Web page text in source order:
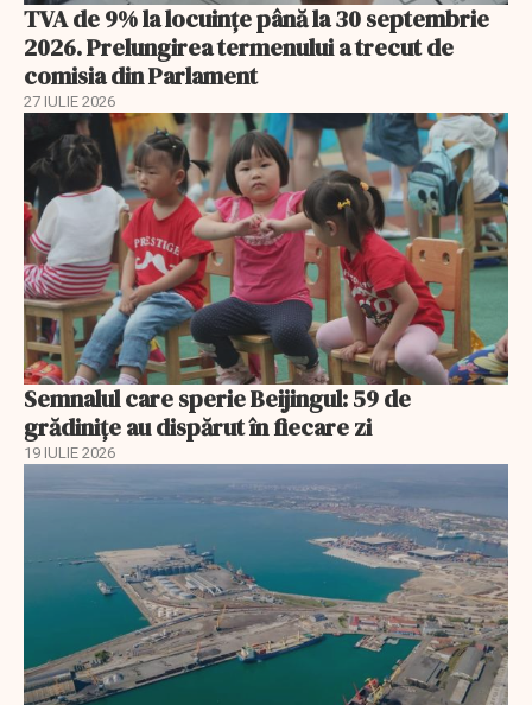
TVA de 9% la locuințe până la 30 septembrie
2026. Prelungirea termenului a trecut de
comisia din Parlament
27 IULIE 2026
Semnalul care sperie Beijingul: 59 de
grădinițe au dispărut în fiecare zi
19 IULIE 2026